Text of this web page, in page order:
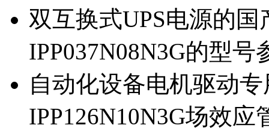
双互换式UPS电源的
IPP037N08N3G的型号
自动化设备电机驱动
IPP126N10N3G场效应